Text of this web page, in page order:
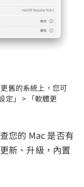
舊的系統上，您可
定」 > 「軟體更
您的 Mac 是否有
新、升級，內置